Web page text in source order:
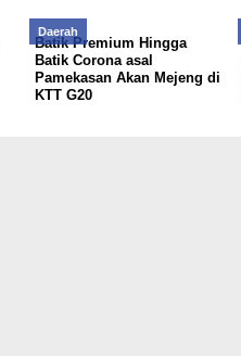
Daerah
Batik Premium Hingga
Batik Corona asal
Pamekasan Akan Mejeng di
KTT G20